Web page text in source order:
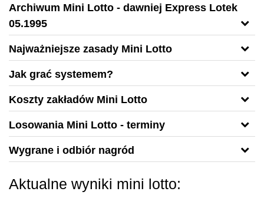
Archiwum Mini Lotto - dawniej Express Lotek
05.1995
Najważniejsze zasady Mini Lotto
Jak grać systemem?
Koszty zakładów Mini Lotto
Losowania Mini Lotto - terminy
Wygrane i odbiór nagród
Aktualne wyniki mini lotto: